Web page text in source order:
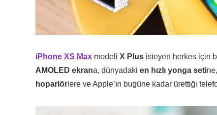
iPhone XS Max modeli X Plus isteyen herkes için
AMOLED ekrana, dünyadaki en hızlı yonga setine,
hoparlör lere ve Apple’ın bugüne kadar ürettiği